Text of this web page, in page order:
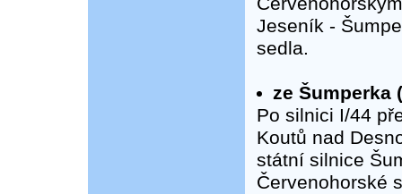
Jeseník -
sedla.
ze Šumperka
Po silnici I/44
Koutů nad
státní silnice
Červenohorské